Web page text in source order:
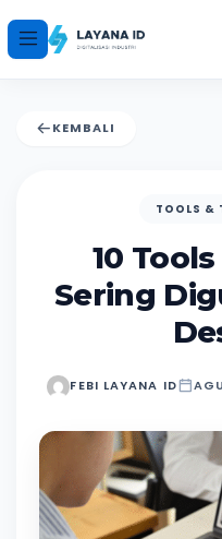
KEMBALI
TOOLS &
10
Sering
FEBI LAYANA ID